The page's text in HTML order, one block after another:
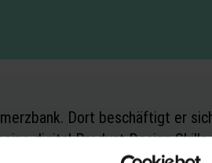
Dort beschäftigt er
digital Product Design